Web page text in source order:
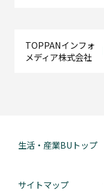
TOPPANインフォ
メディア株式会社
生活・産業BUトップ
サイトマップ